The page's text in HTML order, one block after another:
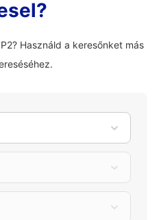
Használd a keresőnket más